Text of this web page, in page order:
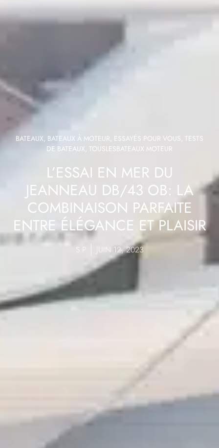
BATEAUX, BATEAUX À MOTEUR, ESSAYÉS POUR VOUS, TESTS
DE BATEAUX, TOUSLESBATEAUX MOTEUR
L’ESSAI EN MER DU
JEANNEAU DB/43 OB: LA
COMBINAISON PARFAITE
ENTRE ÉLÉGANCE ET PLAISIR
S P JUIN 12, 2023